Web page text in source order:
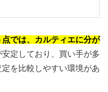
では、カルティエに分が
定しており、買い手が多
を比較しやすい環境があ